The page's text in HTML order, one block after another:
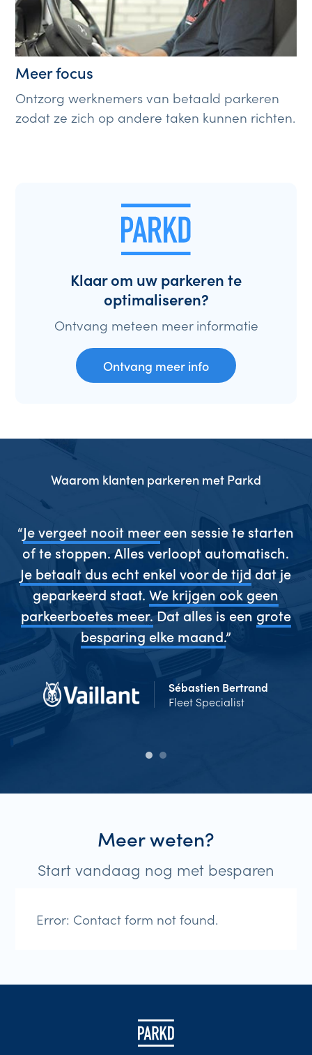
Meer focus
Ontzorg werknemers van betaald parkeren
zodat ze zich op andere taken kunnen richten.
Klaar om uw parkeren te
optimaliseren?
Ontvang meteen meer informatie
Ontvang meer info
Waarom klanten parkeren met Parkd
“Je vergeet nooit meereen sessie te starten
of te stoppen. Alles verloopt automatisch.
Je betaalt dus echt enkel voor de tijddat je
geparkeerd staat.We krijgen ook geen
parkeerboetes meer.Dat alles is een grote
besparing elke maand.”
Sébastien Bertrand
Fleet Specialist
Meer weten?
Start vandaag nog met besparen
Error: Contact form not found.